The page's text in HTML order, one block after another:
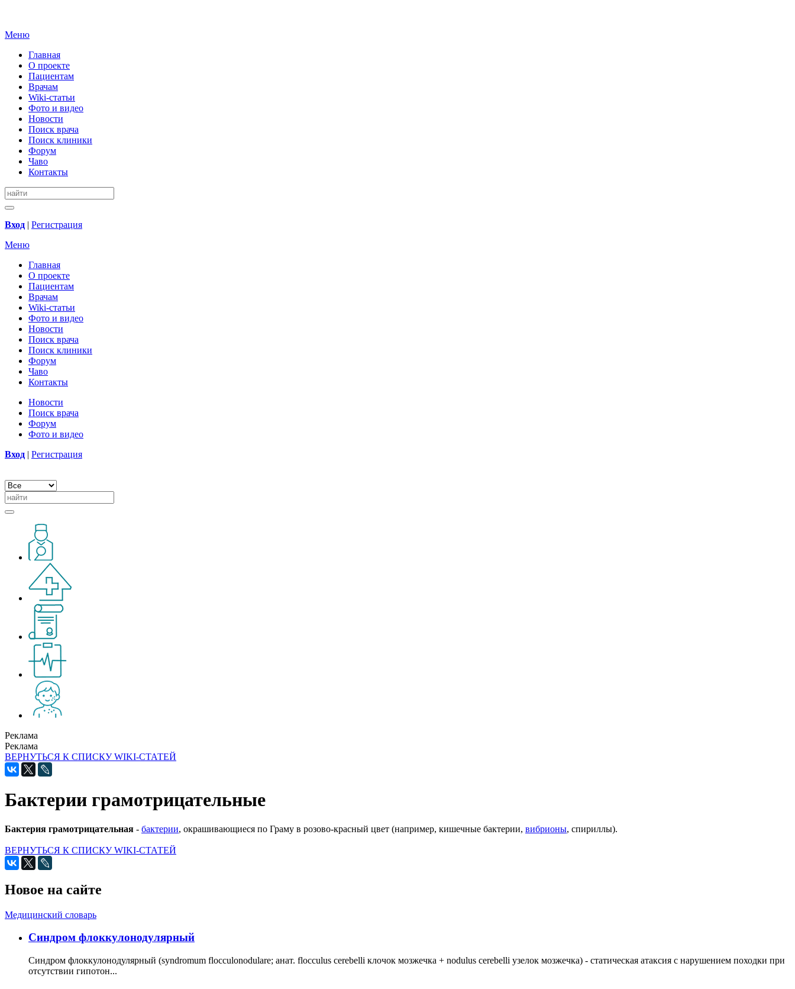
Меню
Главная
О проекте
Пациентам
Врачам
Wiki-статьи
Фото и видео
Новости
Поиск врача
Поиск клиники
Форум
Чаво
Контакты
Вход | Регистрация
Меню
Главная
О проекте
Пациентам
Врачам
Wiki-статьи
Фото и видео
Новости
Поиск врача
Поиск клиники
Форум
Чаво
Контакты
Новости
Поиск врача
Форум
Фото и видео
Вход | Регистрация
Реклама
Реклама
ВЕРНУТЬСЯ К СПИСКУ WIKI-СТАТЕЙ
Бактерии грамотрицательные
Бактерия грамотрицательная - бактерии, окрашивающиеся по Граму в розово-красный цвет (например, кишечные бактерии, вибрионы, спириллы).
ВЕРНУТЬСЯ К СПИСКУ WIKI-СТАТЕЙ
Новое на сайте
Медицинский словарь
Cиндром флоккулонодулярный
Синдром флоккулонодулярный (syndromum flocculonodulare; анат. flocculus cerebelli клочок мозжечка + nodulus cerebelli узелок мозжечка) - статическая атаксия с нарушением походки при
отсутствии гипотон...